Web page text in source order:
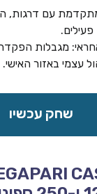
עם דרגות,
מגבלות
עצמי באזור האישי.
שחק עכשיו